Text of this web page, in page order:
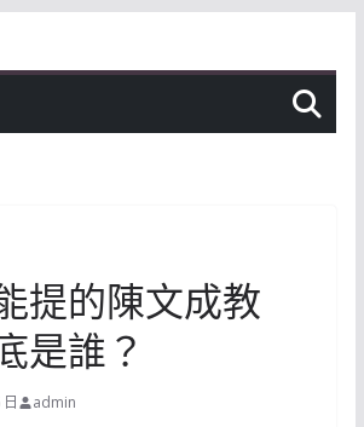
提的陳文成教
是誰？
admin